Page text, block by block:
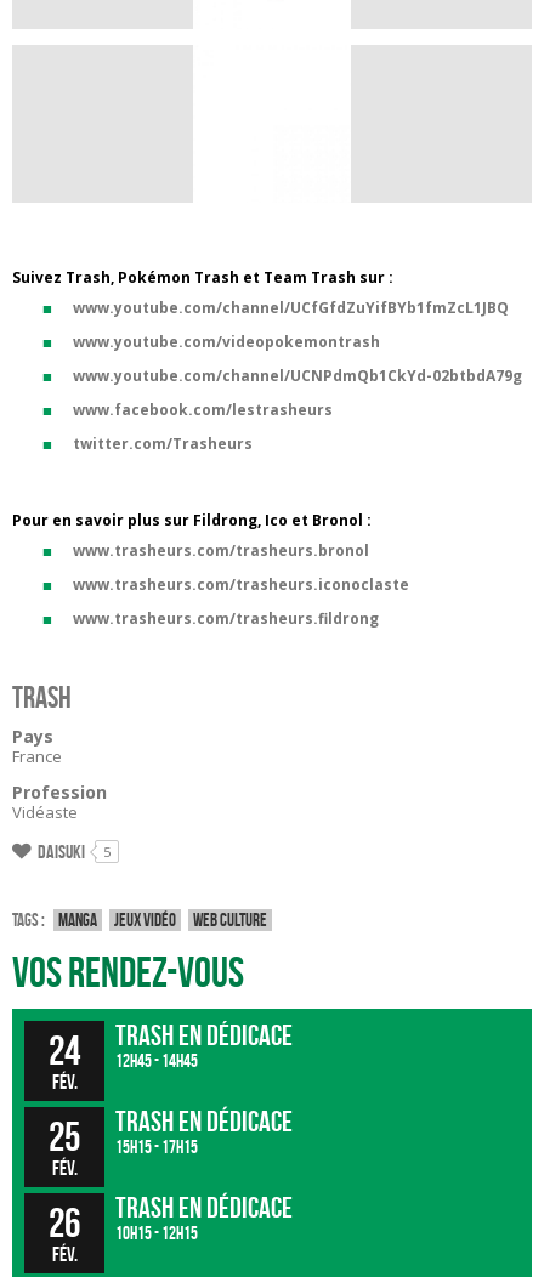
Suivez Trash, Pokémon Trash et Team Trash sur :
www.youtube.com/channel/UCfGfdZuYifBYb1fmZcL1JBQ
www.youtube.com/videopokemontrash
www.youtube.com/channel/UCNPdmQb1CkYd-02btbdA79g
www.facebook.com/lestrasheurs
twitter.com/Trasheurs
Pour en savoir plus sur Fildrong, Ico et Bronol :
www.trasheurs.com/trasheurs.bronol
www.trasheurs.com/trasheurs.iconoclaste
www.trasheurs.com/trasheurs.fildrong
Trash
Pays
France
Profession
Vidéaste
Daisuki 5
Tags : Manga Jeux vidéo Web culture
Vos rendez-vous
24
fév.
Trash en dédicace
12h45 - 14h45
25
fév.
Trash en dédicace
15h15 - 17h15
26
fév.
Trash en dédicace
10h15 - 12h15